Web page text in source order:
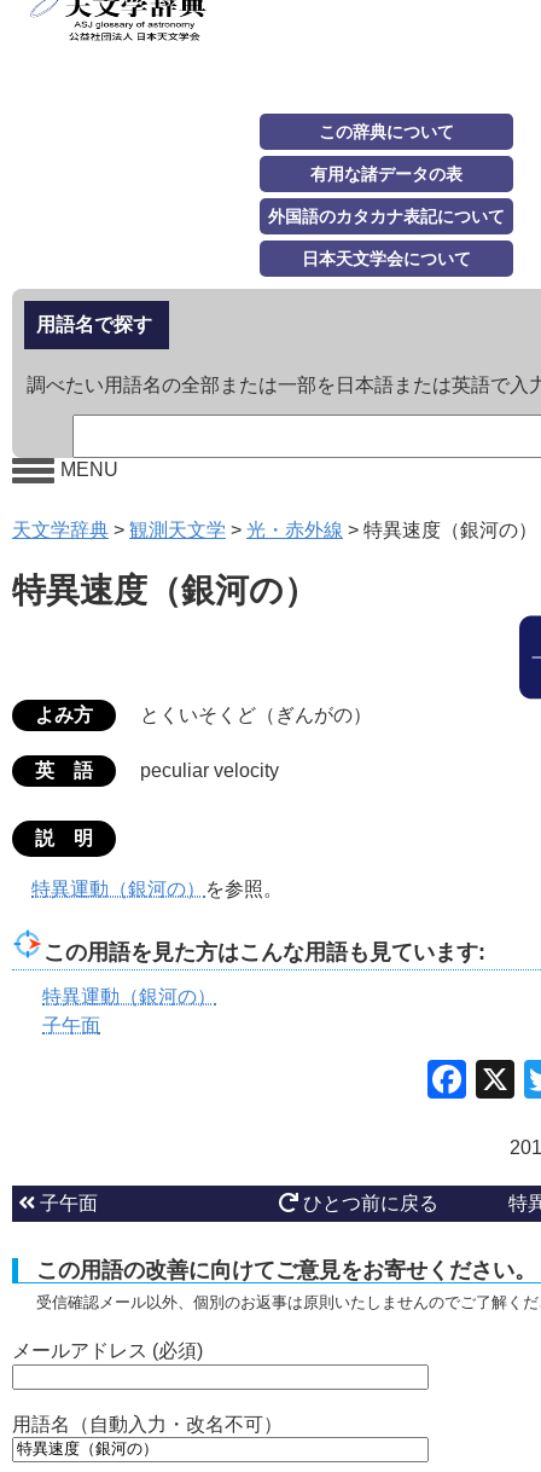
この辞典について
有用な諸データの表
外国語のカタカナ表記について
日本天文学会について
用語名で探す
調べたい用語名の全部または一部を日本語または英語で入
MENU
天文学辞典 > 観測天文学 > 光・赤外線 > 特異速度（銀河の）
特異速度（銀河の）
よみ方 とくいそくど（ぎんがの）
英 語 peculiar velocity
説 明
特異運動（銀河の） を参照。
この用語を見た方はこんな用語も見ています:
特異運動（銀河の）
子午面
子午面 ひとつ前に戻る 特
この用語の改善に向けてご意見をお寄せください。
受信確認メール以外、個別のお返事は原則いたしませんのでご了解く
メールアドレス (必須)
用語名（自動入力・改名不可）